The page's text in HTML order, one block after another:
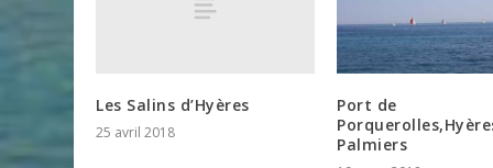
Les Salins d’Hyères
25 avril 2018
Port de
Palmiers